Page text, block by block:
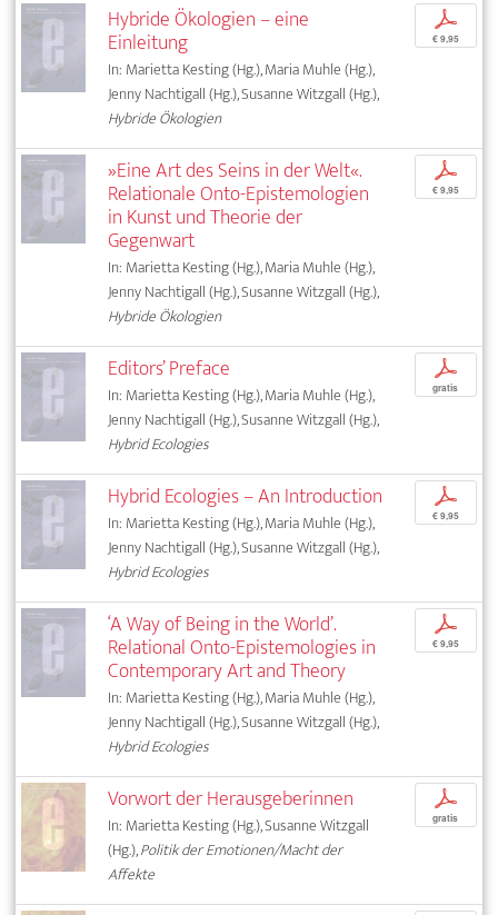
Hybride Ökologien – eine
Einleitung
In: Marietta Kesting (Hg.), Maria Muhle (Hg.),
Jenny Nachtigall (Hg.), Susanne Witzgall (Hg.),
Hybride Ökologien
p
€ 9,95
»Eine Art des Seins in der Welt«.
Relationale Onto-Epistemologien
in Kunst und Theorie der
Gegenwart
In: Marietta Kesting (Hg.), Maria Muhle (Hg.),
Jenny Nachtigall (Hg.), Susanne Witzgall (Hg.),
Hybride Ökologien
p
€ 9,95
Editors’ Preface
In: Marietta Kesting (Hg.), Maria Muhle (Hg.),
Jenny Nachtigall (Hg.), Susanne Witzgall (Hg.),
Hybrid Ecologies
p
gratis
Hybrid Ecologies – An Introduction
In: Marietta Kesting (Hg.), Maria Muhle (Hg.),
Jenny Nachtigall (Hg.), Susanne Witzgall (Hg.),
Hybrid Ecologies
p
€ 9,95
‘A Way of Being in the World’.
Relational Onto-Epistemologies in
Contemporary Art and Theory
In: Marietta Kesting (Hg.), Maria Muhle (Hg.),
Jenny Nachtigall (Hg.), Susanne Witzgall (Hg.),
Hybrid Ecologies
p
€ 9,95
Vorwort der Herausgeberinnen
In: Marietta Kesting (Hg.), Susanne Witzgall
(Hg.),Politik der Emotionen/Macht der
Affekte
p
gratis